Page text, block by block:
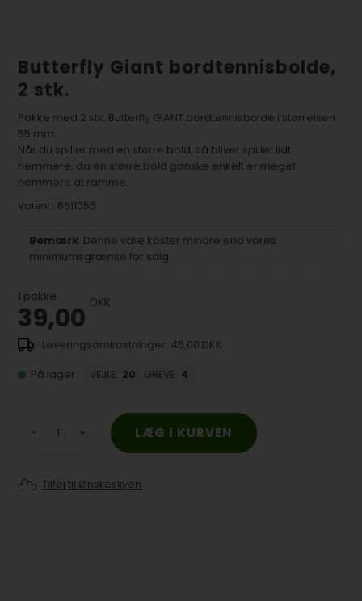
Butterfly Giant bordtennisbolde,
2 stk.
Pakke med 2 stk. Butterfly GIANT bordtennisbolde i størrelsen
55 mm.
Når du spiller med en større bold, så bliver spillet lidt
nemmere, da en større bold ganske enkelt er meget
nemmere at ramme.
Varenr.: 6511055
Bemærk: Denne vare koster mindre end vores
minimumsgrænse for salg
1 pakke
39,00 DKK
45,00 DKK
På lager
VEJLE: 20 GREVE: 4
- +
Tilføj til Ønskeskyen